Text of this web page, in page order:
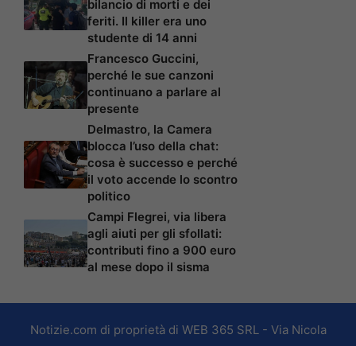
bilancio di morti e dei
feriti. Il killer era uno
studente di 14 anni
Francesco Guccini,
perché le sue canzoni
continuano a parlare al
presente
Delmastro, la Camera
blocca l’uso della chat:
cosa è successo e perché
il voto accende lo scontro
politico
Campi Flegrei, via libera
agli aiuti per gli sfollati:
contributi fino a 900 euro
al mese dopo il sisma
Notizie.com di proprietà di WEB 365 SRL - Via Nicola